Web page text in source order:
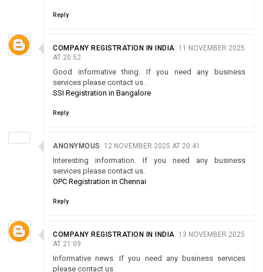
Reply
COMPANY REGISTRATION IN INDIA 11 NOVEMBER 2025
AT 20:52
Good informative thing. If you need any business
services please contact us .
SSI Registration in Bangalore
Reply
ANONYMOUS 12 NOVEMBER 2025 AT 20:41
Interesting information. If you need any business
services please contact us.
OPC Registration in Chennai
Reply
COMPANY REGISTRATION IN INDIA 13 NOVEMBER 2025
AT 21:09
Informative news. If you need any business services
please contact us